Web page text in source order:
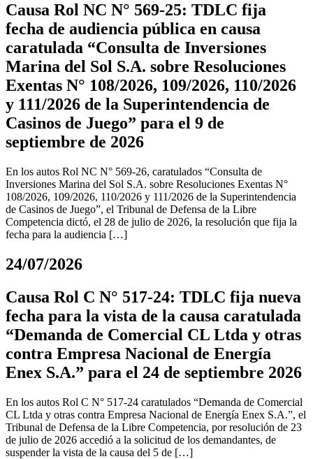
Causa Rol NC N° 569-25: TDLC fija
fecha de audiencia pública en causa
caratulada “Consulta de Inversiones
Marina del Sol S.A. sobre Resoluciones
Exentas N° 108/2026, 109/2026, 110/2026
y 111/2026 de la Superintendencia de
Casinos de Juego” para el 9 de
septiembre de 2026
En los autos Rol NC N° 569-26, caratulados “Consulta de
Inversiones Marina del Sol S.A. sobre Resoluciones Exentas N°
108/2026, 109/2026, 110/2026 y 111/2026 de la Superintendencia
de Casinos de Juego”, el Tribunal de Defensa de la Libre
Competencia dictó, el 28 de julio de 2026, la resolución que fija la
fecha para la audiencia […]
24/07/2026
Causa Rol C N° 517-24: TDLC fija nueva
fecha para la vista de la causa caratulada
“Demanda de Comercial CL Ltda y otras
contra Empresa Nacional de Energía
Enex S.A.” para el 24 de septiembre 2026
En los autos Rol C N° 517-24 caratulados “Demanda de Comercial
CL Ltda y otras contra Empresa Nacional de Energía Enex S.A.”, el
Tribunal de Defensa de la Libre Competencia, por resolución de 23
de julio de 2026 accedió a la solicitud de los demandantes, de
suspender la vista de la causa del 5 de […]